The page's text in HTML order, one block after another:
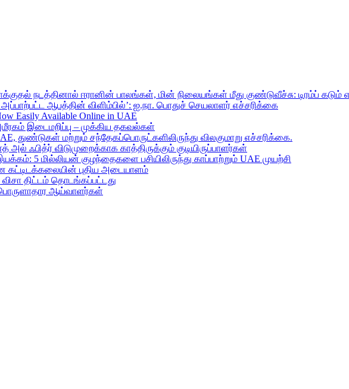
நடத்தினால் ஈரானின் பாலங்கள், மின் நிலையங்கள் மீது குண்டுவீச்சு: டிரம்ப் கடும்
ஆபத்தின் விளிம்பில்’: ஐ.நா. பொதுச் செயலாளர் எச்சரிக்கை
Easily Available Online in UAE
இடைமறிப்பு – முக்கிய தகவல்கள்
மற்றும் சந்தேகப்பொருட்களிலிருந்து விலகுமாறு எச்சரிக்கை.
விடுமுறைக்காக காத்திருக்கும் குடியிருப்பாளர்கள்
5 மில்லியன் குழந்தைகளை பசியிலிருந்து காப்பாற்றும் UAE முயற்சி
கட்டிடக்கலையின் புதிய அடையாளம்
திட்டம் தொடங்கப்பட்டது
பொருளாதார ஆய்வாளர்கள்